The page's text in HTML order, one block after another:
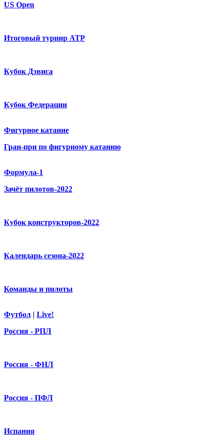
US Open
Итоговый турнир ATP
Кубок Дэвиса
Кубок Федерации
Фигурное катание
Гран-при по фигурному катанию
Формула-1
Зачёт пилотов-2022
Кубок конструкторов-2022
Календарь сезона-2022
Команды и пилоты
Футбол | Live!
Россия - РПЛ
Россия - ФНЛ
Россия - ПФЛ
Испания